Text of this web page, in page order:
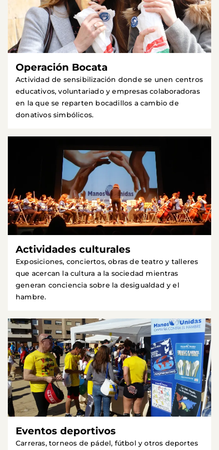
Operación Bocata
Actividad de sensibilización donde se unen centros
educativos, voluntariado y empresas colaboradoras
en la que se reparten bocadillos a cambio de
donativos simbólicos.
Actividades culturales
Exposiciones, conciertos, obras de teatro y talleres
que acercan la cultura a la sociedad mientras
generan conciencia sobre la desigualdad y el
hambre.
Eventos deportivos
Carreras, torneos de pádel, fútbol y otros deportes